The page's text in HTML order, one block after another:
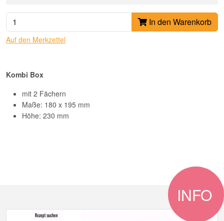
In den Warenkorb
Auf den Merkzettel
Kombi Box
mit 2 Fächern
Maße: 180 x 195 mm
Höhe: 230 mm
INFO